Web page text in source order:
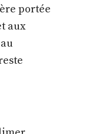
portée
aux